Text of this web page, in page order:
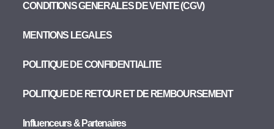
CONDITIONS GENERALES DE VENTE (CGV)
MENTIONS LEGALES
POLITIQUE DE CONFIDENTIALITE
POLITIQUE DE RETOUR ET DE REMBOURSEMENT
Influenceurs & Partenaires